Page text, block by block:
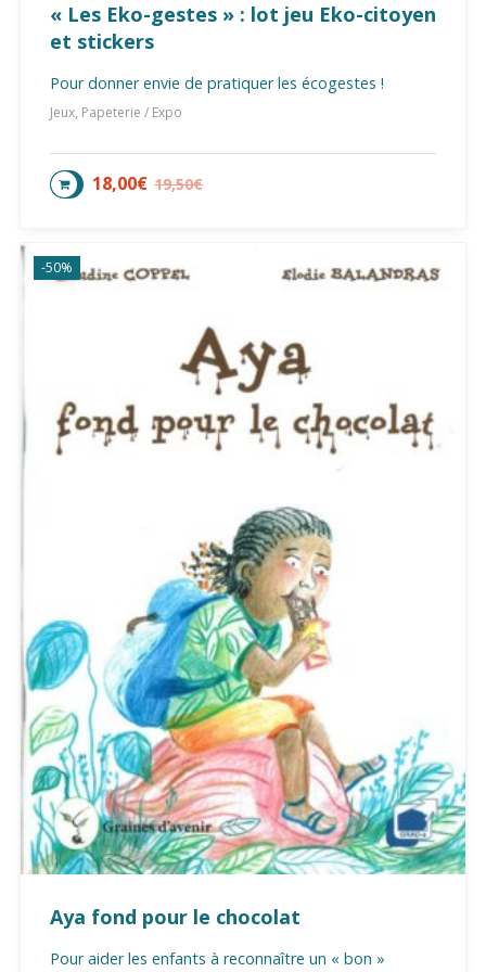
« Les Eko-gestes » : lot jeu Eko-citoyen
et stickers
Pour donner envie de pratiquer les écogestes !
Jeux, Papeterie / Expo
19,50€
18,00€
AJOUTER AU PANIER
-50%
Aya fond pour le chocolat
Pour aider les enfants à reconnaître un « bon »